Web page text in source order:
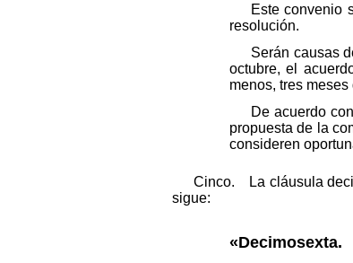
Este convenio
resolución.
Serán causas
octubre, el
menos, tres
De acuerdo
propuesta de la
consideren
Cinco. La cláusula
sigue:
«Decimosexta.